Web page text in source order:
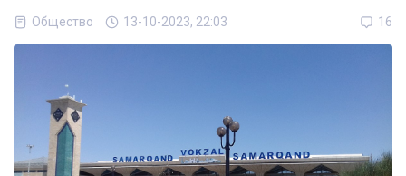
Общество 13-10-2023, 22:03 16